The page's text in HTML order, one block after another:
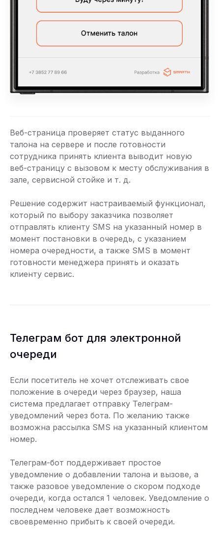
Веб-страница проверяет статус выданного
талона на сервере и после готовности
сотрудника принять клиента выводит новую
веб-страницу с вызовом к месту обслуживания в
зале, сервисной стойке и т. д.
Решение содержит настраиваемый функционал,
который по выбору заказчика позволяет
отправлять клиенту SMS на указанный номер в
момент постановки в очередь, с указанием
номера очередности, а также SMS в момент
готовности менеджера принять и оказать
клиенту сервис.
Телеграм бот для электронной
очереди
Если посетитель не хочет отслеживать свое
положение в очереди через браузер, наша
система предлагает отправку Телеграм-
уведомлений через бота. По желанию также
возможна рассылка SMS на указанный клиентом
номер.
Телеграм-бот поддерживает простое
уведомление о добавлении талона и вызове, а
также разовое уведомление о скором подходе
очереди, когда остался 1 человек. Уведомление о
последнем человеке дает возможность
своевременно прибыть к своей очереди.